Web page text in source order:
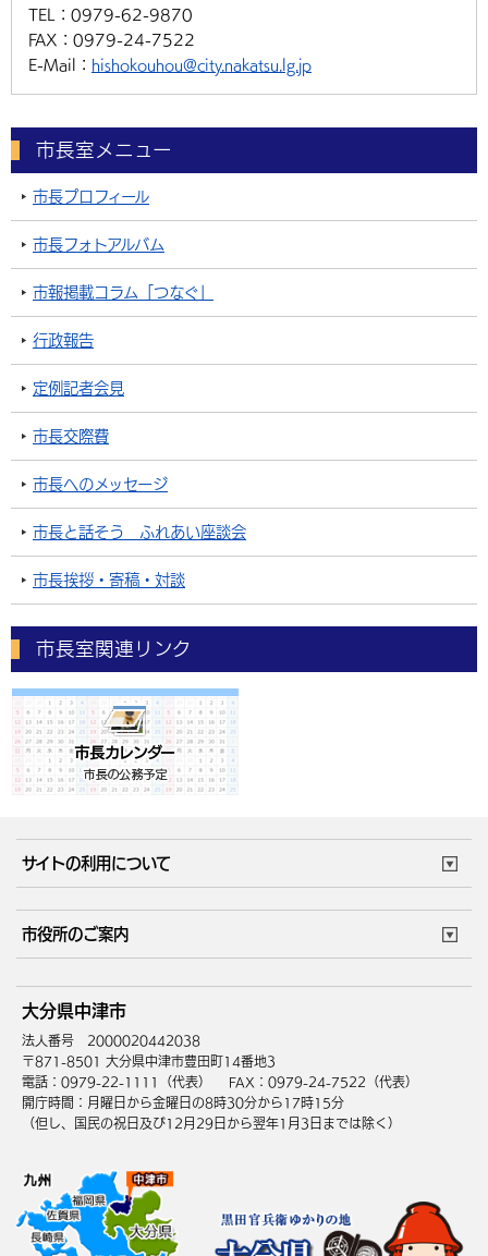
TEL： 0979-62-9870
FAX： 0979-24-7522
E-Mail： hishokouhou@city.nakatsu.lg.jp
市長室メニュー
市長プロフィール
市長フォトアルバム
市報掲載コラム「つなぐ」
行政報告
定例記者会見
市長交際費
市長へのメッセージ
市長と話そう ふれあい座談会
市長挨拶・寄稿・対談
市長室関連リンク
サイトの利用について
サイトマップ
市役所のご案内
庁舎地図 組織案内
中津市へのアクセス
大分県中津市
法人番号 2000020442038
〒871-8501 大分県中津市豊田町14番地3
電話：0979-22-1111（代表）
FAX：0979-24-7522（代表）
開庁時間：月曜日から金曜日の8時30分から17時15分
（但し、国民の祝日及び12月29日から翌年1月3日までは除く）